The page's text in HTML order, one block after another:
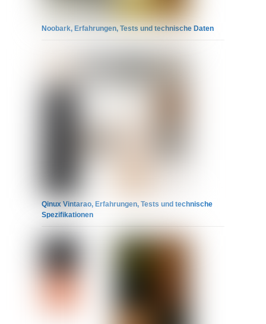
Noobark, Erfahrungen, Tests und technische Daten
Qinux Vintarao, Erfahrungen, Tests und technische
Spezifikationen